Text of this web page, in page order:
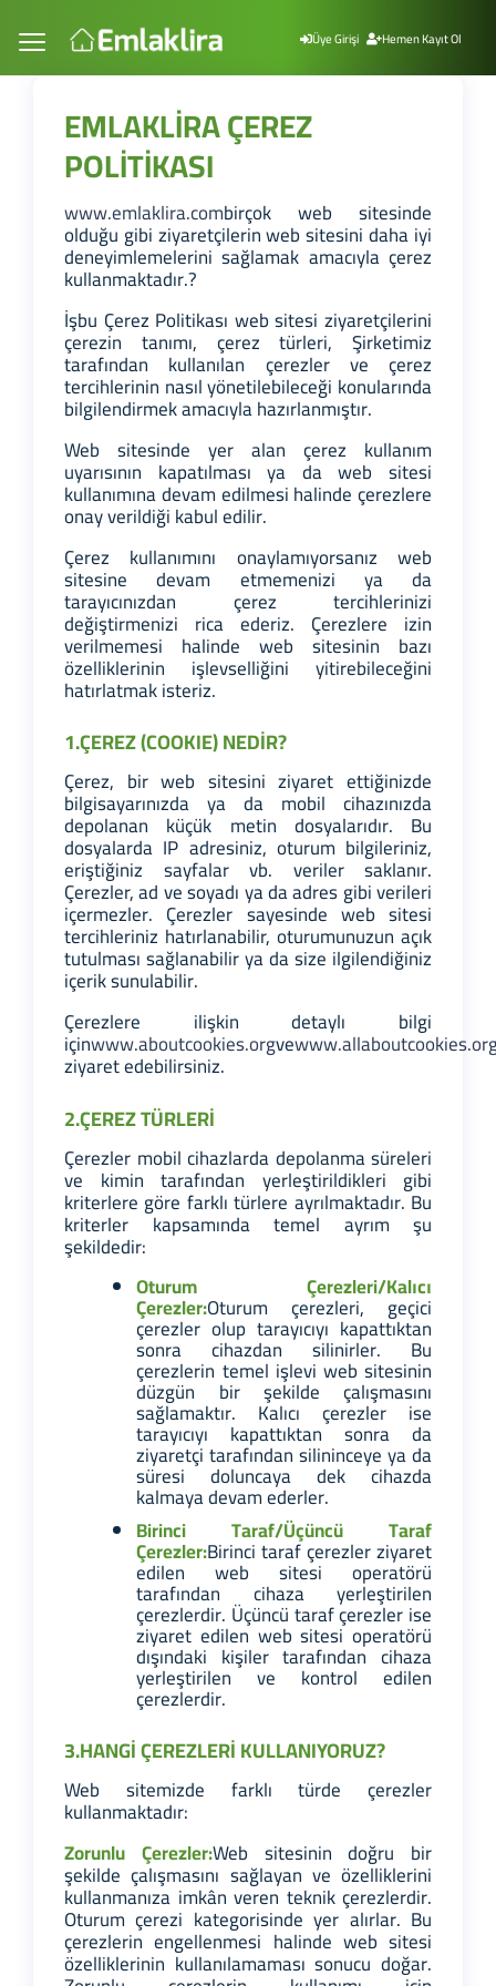
Üye Girişi Hemen Kayıt Ol
EMLAKLİRA ÇEREZ
POLİTİKASI
www.emlaklira.combirçok web sitesinde
olduğu gibi ziyaretçilerin web sitesini daha iyi
deneyimlemelerini sağlamak amacıyla çerez
kullanmaktadır.?
İşbu Çerez Politikası web sitesi ziyaretçilerini
çerezin tanımı, çerez türleri, Şirketimiz
tarafından kullanılan çerezler ve çerez
tercihlerinin nasıl yönetilebileceği konularında
bilgilendirmek amacıyla hazırlanmıştır.
Web sitesinde yer alan çerez kullanım
uyarısının kapatılması ya da web sitesi
kullanımına devam edilmesi halinde çerezlere
onay verildiği kabul edilir.
Çerez kullanımını onaylamıyorsanız web
sitesine devam etmemenizi ya da
tarayıcınızdan çerez tercihlerinizi
değiştirmenizi rica ederiz. Çerezlere izin
verilmemesi halinde web sitesinin bazı
özelliklerinin işlevselliğini yitirebileceğini
hatırlatmak isteriz.
1.ÇEREZ (COOKIE) NEDİR?
Çerez, bir web sitesini ziyaret ettiğinizde
bilgisayarınızda ya da mobil cihazınızda
depolanan küçük metin dosyalarıdır. Bu
dosyalarda IP adresiniz, oturum bilgileriniz,
eriştiğiniz sayfalar vb. veriler saklanır.
Çerezler, ad ve soyadı ya da adres gibi verileri
içermezler. Çerezler sayesinde web sitesi
tercihleriniz hatırlanabilir, oturumunuzun açık
tutulması sağlanabilir ya da size ilgilendiğiniz
içerik sunulabilir.
Çerezlere ilişkin detaylı bilgi
içinwww.aboutcookies.orgve
ziyaret edebilirsiniz.
2.ÇEREZ TÜRLERİ
Çerezler mobil cihazlarda depolanma süreleri
ve kimin tarafından yerleştirildikleri gibi
kriterlere göre farklı türlere ayrılmaktadır. Bu
kriterler kapsamında temel ayrım şu
şekildedir:
Oturum Çerezleri/Kalıcı
Çerezler:Oturum çerezleri, geçici
çerezler olup tarayıcıyı kapattıktan
sonra cihazdan silinirler. Bu
çerezlerin temel işlevi web sitesinin
düzgün bir şekilde çalışmasını
sağlamaktır. Kalıcı çerezler ise
tarayıcıyı kapattıktan sonra da
ziyaretçi tarafından silininceye ya da
süresi doluncaya dek cihazda
kalmaya devam ederler.
Birinci Taraf/Üçüncü Taraf
Çerezler:Birinci taraf çerezler ziyaret
edilen web sitesi operatörü
tarafından cihaza yerleştirilen
çerezlerdir. Üçüncü taraf çerezler ise
ziyaret edilen web sitesi operatörü
dışındaki kişiler tarafından cihaza
yerleştirilen ve kontrol edilen
çerezlerdir.
3.HANGİ ÇEREZLERİ KULLANIYORUZ?
Web sitemizde farklı türde çerezler
kullanmaktadır:
Zorunlu Çerezler:Web sitesinin doğru bir
şekilde çalışmasını sağlayan ve özelliklerini
kullanmanıza imkân veren teknik çerezlerdir.
Oturum çerezi kategorisinde yer alırlar. Bu
çerezlerin engellenmesi halinde web sitesi
özelliklerinin kullanılamaması sonucu doğar.